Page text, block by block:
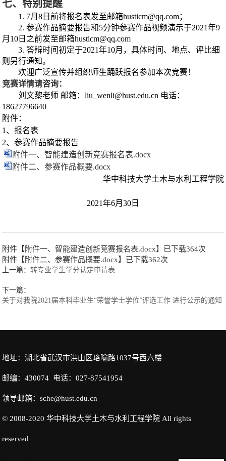
七、特别提醒
1. 7月8 日前将报名表发至邮箱husticm@qq.com；
2.参赛作品摘要报告和5分钟参赛作品视频演示于2021年9
月 10 日之前发至邮箱husticm@qq.com
3.答辩时间初定于2021年10月，具体时间、地点、评比细
则另行通知。
欢迎广泛宣传并组织师生踊跃报名参加本次竞赛！
竞赛详情请咨询：
刘文黎老师 邮箱：liu_wenli@hust.edu.cn 电话：
18627796640
附件：
1 、报名表
2、参赛作品摘要报告
附件一、智能建造创新竞赛报名表.docx
附件二、参赛作品概要.docx
华中科技大学土木与水利工程学院
2021年6月 30 日
附件【 附件一、智能建造创新竞赛报名表.docx】已下载364次
附件【 附件二、参赛作品概要.docx】已下载362次
上一篇：转专业学生学分认定申请表
下一篇：
关于对我院2021届本科毕业生“荣誉学士学位”评选工作 进行公示的通知
地址：湖北省武汉市洪山区珞喻路1037号西六楼
邮编：430074 电话：027-87541954
领导邮箱：sche@hust.edu.cn
© 2008-2020 华中科技大学土木与水利工程学院 All rights
reserved